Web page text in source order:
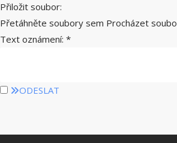
Přiložit soubor:
Přetáhněte soubory sem Procházet
Text oznámení: *
ODESLAT